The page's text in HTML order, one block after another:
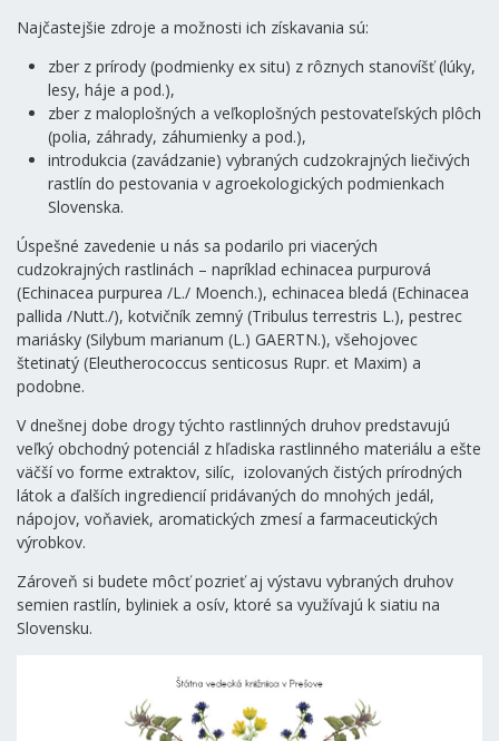
Najčastejšie zdroje a možnosti ich získavania sú:
zber z prírody (podmienky ex situ) z rôznych stanovíšť (lúky,
lesy, háje a pod.),
zber z maloplošných a veľkoplošných pestovateľských plôch
(polia, záhrady, záhumienky a pod.),
introdukcia (zavádzanie) vybraných cudzokrajných liečivých
rastlín do pestovania v agroekologických podmienkach
Slovenska.
Úspešné zavedenie u nás sa podarilo pri viacerých
cudzokrajných rastlinách – napríklad echinacea purpurová
(Echinacea purpurea /L./ Moench.), echinacea bledá (Echinacea
pallida /Nutt./), kotvičník zemný (Tribulus terrestris L.), pestrec
mariásky (Silybum marianum (L.) GAERTN.), všehojovec
štetinatý (Eleutherococcus senticosus Rupr. et Maxim) a
podobne.
V dnešnej dobe drogy týchto rastlinných druhov predstavujú
veľký obchodný potenciál z hľadiska rastlinného materiálu a ešte
väčší vo forme extraktov, silíc, izolovaných čistých prírodných
látok a ďalších ingrediencií pridávaných do mnohých jedál,
nápojov, voňaviek, aromatických zmesí a farmaceutických
výrobkov.
Zároveň si budete môcť pozrieť aj výstavu vybraných druhov
semien rastlín, byliniek a osív, ktoré sa využívajú k siatiu na
Slovensku.